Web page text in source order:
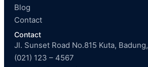
Blog
Contact
Contact
Jl. Sunset Road No.815 Kuta,
(021) 123 – 4567